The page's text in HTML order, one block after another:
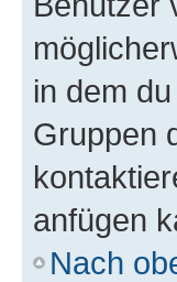
in dem
Gruppen
anfügen
Nach